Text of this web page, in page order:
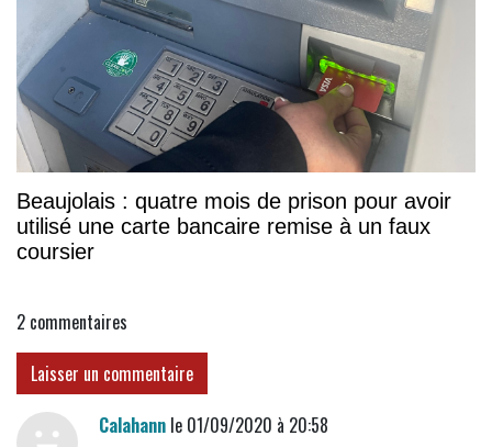
Beaujolais : quatre mois de prison pour avoir
utilisé une carte bancaire remise à un faux
coursier
2 commentaires
Laisser un commentaire
Calahannle 01/09/2020 à 20:58